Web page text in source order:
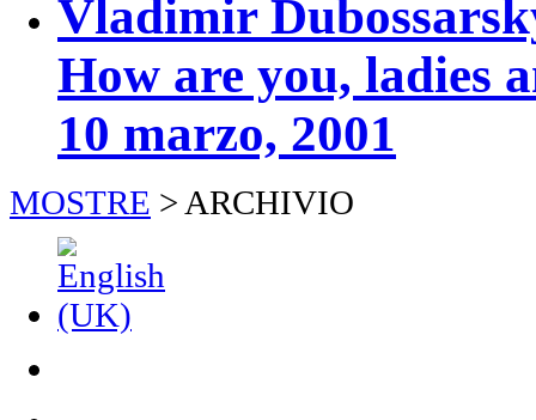
Vladimir
How are you, ladies
10 marzo, 2001
MOSTRE > ARCHIVIO